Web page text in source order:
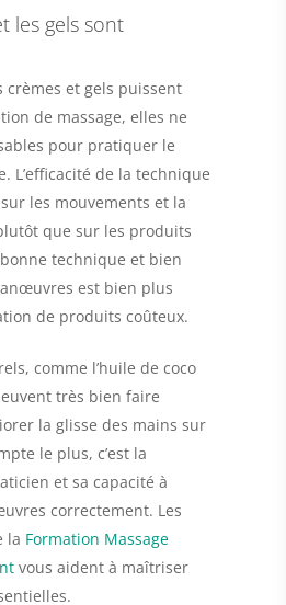
les gels sont
crèmes et gels puissent
de massage, elles ne
pour pratiquer le
L’efficacité de la technique
les mouvements et la
que sur les produits
technique et bien
est bien plus
de produits coûteux.
comme l’huile de coco
très bien faire
la glisse des mains sur
le plus, c’est la
et sa capacité à
correctement. Les
la Formation Massage
vous aident à maîtriser